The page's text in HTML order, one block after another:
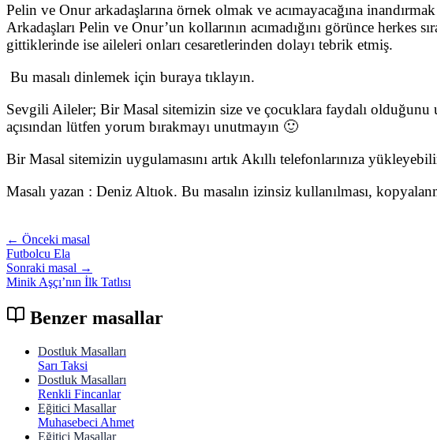
Pelin ve Onur arkadaşlarına örnek olmak ve acımayacağına
Arkadaşları Pelin ve Onur’un kollarının acımadığını görünce herkes
gittiklerinde ise aileleri onları cesaretlerinden dolayı tebrik etmiş.
Bu masalı dinlemek için buraya tıklayın.
Sevgili Aileler; Bir Masal sitemizin size ve çocuklara faydalı
açısından lütfen yorum bırakmayı unutmayın 🙂
Bir Masal sitemizin uygulamasını artık Akıllı telefonlarınıza
Masalı yazan : Deniz Altıok. Bu masalın izinsiz kullanılması,
← Önceki masal
Futbolcu Ela
Sonraki masal →
Minik Aşçı’nın İlk Tatlısı
Benzer masallar
Dostluk Masalları
Sarı Taksi
Dostluk Masalları
Renkli Fincanlar
Eğitici Masallar
Muhasebeci Ahmet
Eğitici Masallar